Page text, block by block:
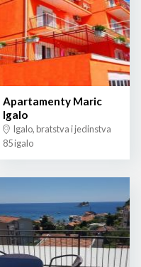
Apartamenty Maric
Igalo
Igalo, bratstva i jedinstva
85 igalo